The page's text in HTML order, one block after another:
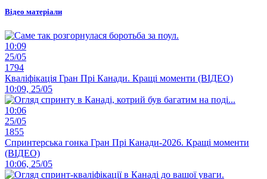
Відео матеріали
10:09
25/05
1794
Кваліфікація Гран Прі Канади. Кращі моменти (ВІДЕО)
10:09, 25/05
10:06
25/05
1855
Спринтерська гонка Гран Прі Канади-2026. Кращі моменти
(ВІДЕО)
10:06, 25/05